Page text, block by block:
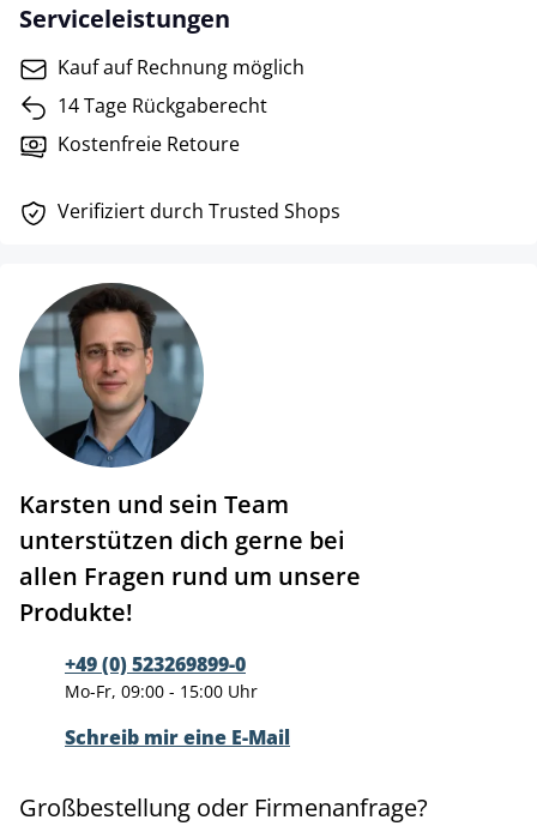
Serviceleistungen
Kauf auf Rechnung möglich
14 Tage Rückgaberecht
Kostenfreie Retoure
Verifiziert durch Trusted Shops
Karsten und sein Team
unterstützen dich gerne bei
allen Fragen rund um unsere
Produkte!
+49 (0) 523269899-0
Mo-Fr, 09:00 - 15:00 Uhr
Schreib mir eine E-Mail
Großbestellung oder Firmenanfrage?